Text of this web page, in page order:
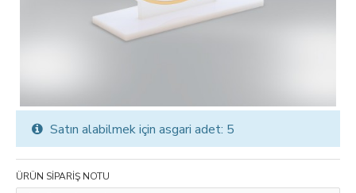
ÜRÜN SİPARİŞ NOTU
Satın alabilmek için asgari adet: 5